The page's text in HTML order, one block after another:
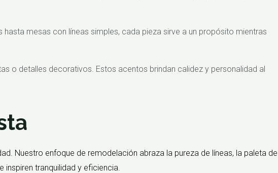
mesas con líneas simples, cada pieza sirve a un propósito mientras
o detalles decorativos. Estos acentos brindan calidez y personalidad al
Nuestro enfoque de remodelación abraza la pureza de líneas, la paleta de
tranquilidad y eficiencia.